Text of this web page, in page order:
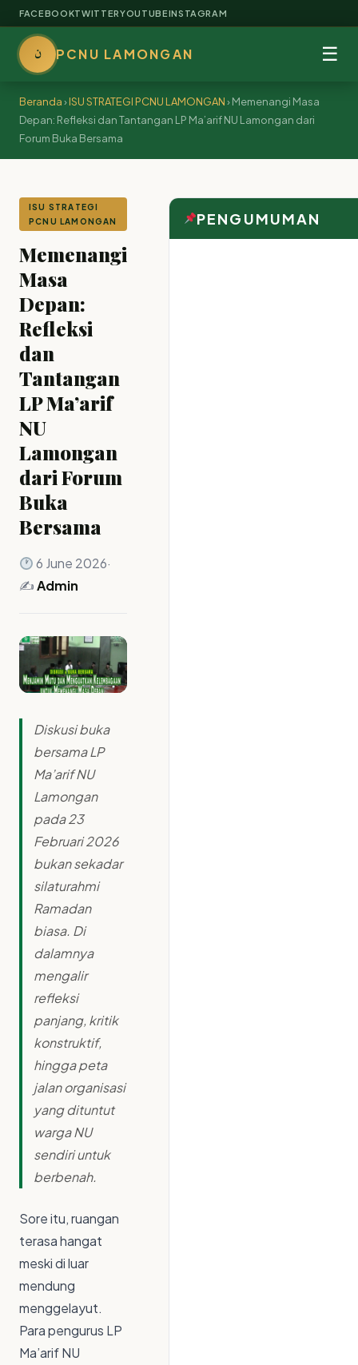
FACEBOOKTWITTERYOUTUBEINSTAGRAM
ن PCNU LAMONGAN ☰
Beranda›ISU STRATEGI PCNU LAMONGAN›Memenangi Masa
Depan: Refleksi dan Tantangan LP Ma’arif NU Lamongan dari
Forum Buka Bersama
ISU STRATEGI
PCNU LAMONGAN
Memenangi
Masa
Depan:
Refleksi
dan
Tantangan
LP Ma’arif
NU
Lamongan
dari Forum
Buka
Bersama
6 June 2026·
✍️Admin
Diskusi buka
bersama LP
Ma’arif NU
Lamongan
pada 23
Februari 2026
bukan sekadar
silaturahmi
Ramadan
biasa. Di
dalamnya
mengalir
refleksi
panjang, kritik
konstruktif,
hingga peta
jalan organisasi
yang dituntut
warga NU
sendiri untuk
berbenah.
Sore itu, ruangan
terasa hangat
meski di luar
mendung
menggelayut.
Para pengurus LP
Ma’arif NU
PENGUMUMAN